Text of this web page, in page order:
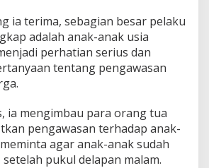
o
n
a
l
s
e
d
a
n
A
ia terima, sebagian besar pelaku
adalah anak-anak usia
perhatian serius dan
tentang pengawasan
ia mengimbau para orang tua
pengawasan terhadap anak-
agar anak-anak sudah
pukul delapan malam.